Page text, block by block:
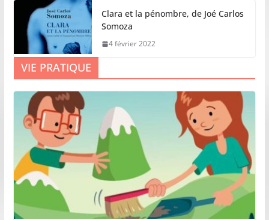
Clara et la pénombre, de Joé Carlos
Somoza
4 février 2022
VIE PRATIQUE